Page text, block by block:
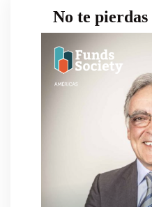
No te